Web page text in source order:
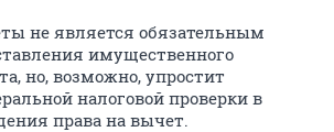
не является обязательным
имущественного
но, возможно, упростит
налоговой проверки в
права на вычет.